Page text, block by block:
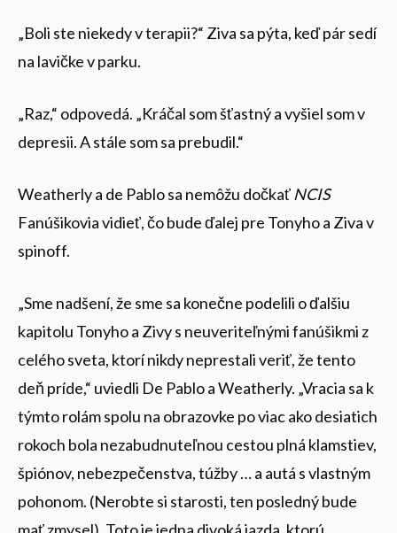
„Boli ste niekedy v terapii?“ Ziva sa pýta, keď pár sedí
na lavičke v parku.
„Raz,“ odpovedá. „Kráčal som šťastný a vyšiel som v
depresii. A stále som sa prebudil.“
Weatherly a de Pablo sa nemôžu dočkať NCIS
Fanúšikovia vidieť, čo bude ďalej pre Tonyho a Ziva v
spinoff.
„Sme nadšení, že sme sa konečne podelili o ďalšiu
kapitolu Tonyho a Zivy s neuveriteľnými fanúšikmi z
celého sveta, ktorí nikdy neprestali veriť, že tento
deň príde,“ uviedli De Pablo a Weatherly. „Vracia sa k
týmto rolám spolu na obrazovke po viac ako desiatich
rokoch bola nezabudnuteľnou cestou plná klamstiev,
špiónov, nebezpečenstva, túžby … a autá s vlastným
pohonom. (Nerobte si starosti, ten posledný bude